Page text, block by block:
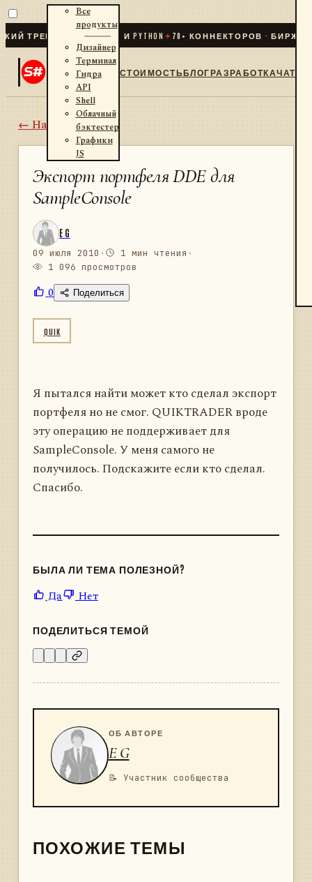
ДЛЯ .NET И PYTHON✦70+ КОННЕКТОРОВ · БИРЖИ ·
Все
продукты
Дизайнер
Терминал
Гидра
API
Shell
Облачный
бэктестер
Графики
JS
СТОИМОСТЬБЛОГРАЗРАБОТКАЧАТ
← Назад
Экспорт портфеля DDE для
SampleConsole
E G
09 июля 2010 · 1 мин чтения ·
1 096 просмотров
0 Поделиться
QUIK
Я пытался найти может кто сделал экспорт
портфеля но не смог. QUIKTRADER вроде
эту операцию не поддерживает для
SampleConsole. У меня самого не
получилось. Подскажите если кто сделал.
Спасибо.
БЫЛА ЛИ ТЕМА ПОЛЕЗНОЙ?
Да Нет
ПОДЕЛИТЬСЯ ТЕМОЙ
ОБ АВТОРЕ
E G
📝 Участник сообщества
ПОХОЖИЕ ТЕМЫ